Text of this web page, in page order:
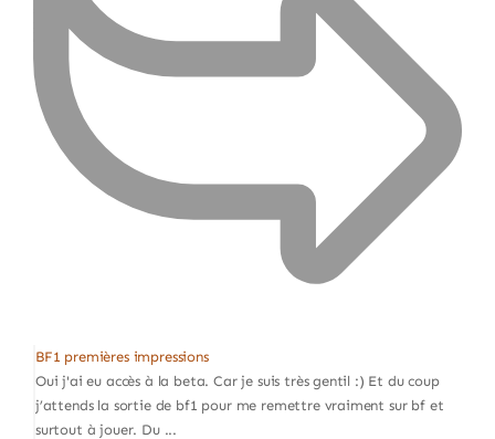
BF1 premières impressions
Oui j'ai eu accès à la beta. Car je suis très gentil :) Et du coup
j’attends la sortie de bf1 pour me remettre vraiment sur bf et
surtout à jouer. Du ...